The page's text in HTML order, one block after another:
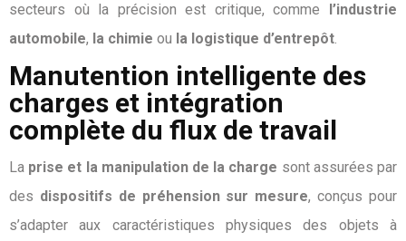
secteurs où la précision est critique, comme l’industrie
automobile, la chimie ou la logistique d’entrepôt.
Manutention intelligente des
charges et intégration
complète du flux de travail
La prise et la manipulation de la charge sont assurées par
des dispositifs de préhension sur mesure, conçus pour
s’adapter aux caractéristiques physiques des objets à